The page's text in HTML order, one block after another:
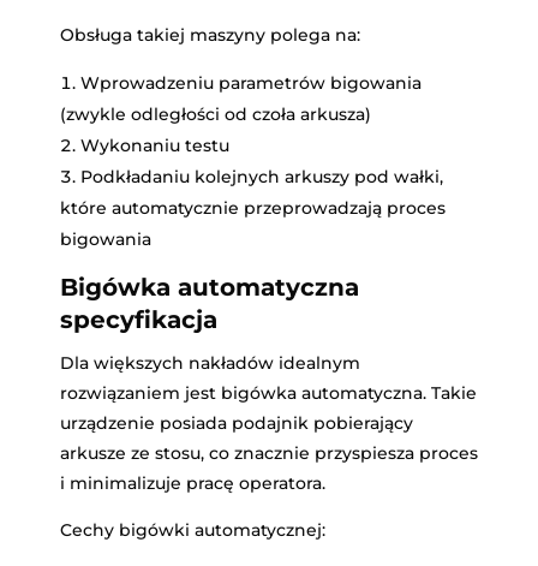
Obsługa takiej maszyny polega na:
Wprowadzeniu parametrów bigowania
(zwykle odległości od czoła arkusza)
Wykonaniu testu
Podkładaniu kolejnych arkuszy pod wałki,
które automatycznie przeprowadzają proces
bigowania
Bigówka automatyczna
specyfikacja
Dla większych nakładów idealnym
rozwiązaniem jest bigówka automatyczna. Takie
urządzenie posiada podajnik pobierający
arkusze ze stosu, co znacznie przyspiesza proces
i minimalizuje pracę operatora.
Cechy bigówki automatycznej: